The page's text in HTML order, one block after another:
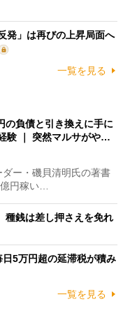
発」は再びの上昇局面へ
一覧を見る
の負債と引き換えに手に
験 ｜ 突然マルサがや…
ー・磯貝清明氏の著書
円稼い…
種銭は差し押さえを免れ
5万円超の延滞税が積み
一覧を見る